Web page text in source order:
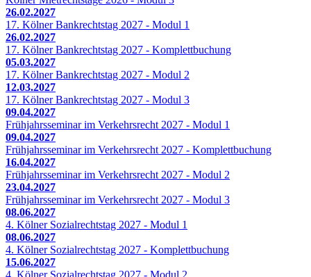
26.02.2027
17. Kölner Bankrechtstag 2027 - Modul 1
26.02.2027
17. Kölner Bankrechtstag 2027 - Komplettbuchung
05.03.2027
17. Kölner Bankrechtstag 2027 - Modul 2
12.03.2027
17. Kölner Bankrechtstag 2027 - Modul 3
09.04.2027
Frühjahrsseminar im Verkehrsrecht 2027 - Modul 1
09.04.2027
Frühjahrsseminar im Verkehrsrecht 2027 - Komplettbuchung
16.04.2027
Frühjahrsseminar im Verkehrsrecht 2027 - Modul 2
23.04.2027
Frühjahrsseminar im Verkehrsrecht 2027 - Modul 3
08.06.2027
4. Kölner Sozialrechtstag 2027 - Modul 1
08.06.2027
4. Kölner Sozialrechtstag 2027 - Komplettbuchung
15.06.2027
4. Kölner Sozialrechtstag 2027 - Modul 2